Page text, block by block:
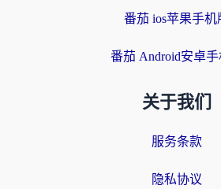
番茄 ios苹果手机
番茄 Android安卓手
关于我们
服务条款
隐私协议